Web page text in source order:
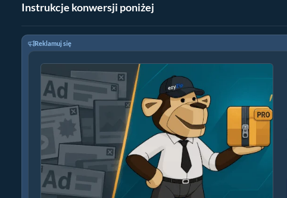
Instrukcje konwersji poniżej
Reklamuj się